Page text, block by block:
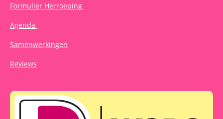
Formulier Herroeping
Agenda
Samenwerkingen
Reviews